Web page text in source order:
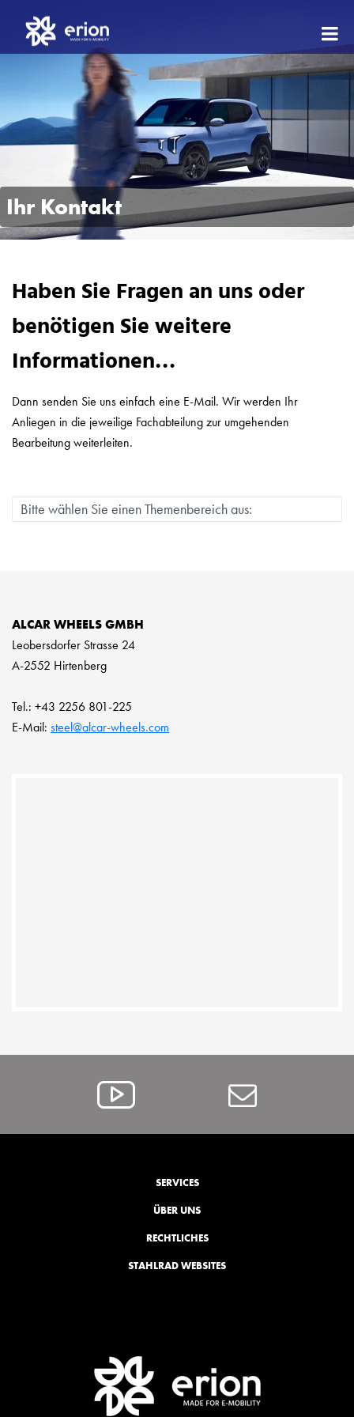
die
E-
|
Ihr Kontakt
Haben Sie Fragen an uns oder
benötigen Sie weitere
Informationen…
Dann senden Sie uns einfach eine E-Mail. Wir werden Ihr
Anliegen in die jeweilige Fachabteilung zur umgehenden
Bearbeitung weiterleiten.
ALCAR WHEELS GMBH
Leobersdorfer Strasse 24
A-2552 Hirtenberg
Tel.: +43 2256 801-225
E-Mail: steel@alcar-wheels.com
Alcar
Contact
SERVICES
ÜBER UNS
RECHTLICHES
STAHLRAD WEBSITES